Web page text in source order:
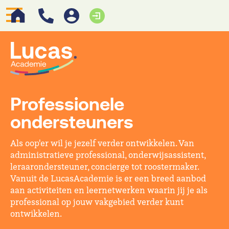
Professionele
ondersteuners
Als oop'er wil je jezelf verder ontwikkelen. Van
administratieve professional, onderwijsassistent,
leraarondersteuner, concierge tot roostermaker.
Vanuit de LucasAcademie is er een breed aanbod
aan activiteiten en leernetwerken waarin jij je als
professional op jouw vakgebied verder kunt
ontwikkelen.